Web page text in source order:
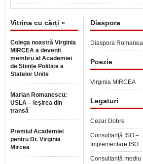
Vitrina cu cărți »
Colega noastră Virginia
MIRCEA a devenit
membru al Academiei
de Științe Politice a
Statelor Unite
Marian Romanescu:
USLA – ieșirea din
transă
Premiul Academiei
pentru Dr. Virginia
Mircea
Diaspora
Diaspora
Poezie
Virginia MIRCEA
Legaturi
Cezar Dobre
Consultanţă ISO –
Implementare ISO
Consultanță mediu